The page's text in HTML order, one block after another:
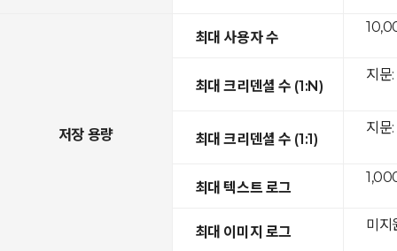
저장 용량
최대 사용자 수
최대 크리덴셜 수 (1:N)
최대 크리덴셜 수 (1:1)
최대 텍스트 로그
최대 이미지 로그
지문
지
미지